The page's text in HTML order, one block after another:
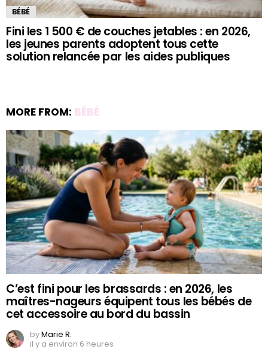
BÉBÉ
Fini les 1 500 € de couches jetables : en 2026,
les jeunes parents adoptent tous cette
solution relancée par les aides publiques
MORE FROM: BÉBÉ
C’est fini pour les brassards : en 2026, les
maîtres-nageurs équipent tous les bébés de
cet accessoire au bord du bassin
byMarie R.
il y a environ 6 heures